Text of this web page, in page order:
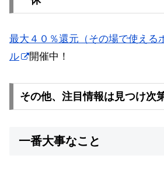
最大４０％還元（その場で使える
ル
開催中！
その他、注目情報は見つけ次
一番大事なこと